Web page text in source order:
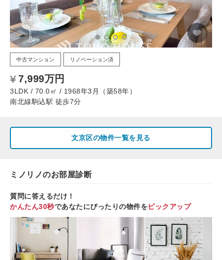
中古マンション リノベーション済
7,999万円
3LDK / 70.0㎡ / 1968年3月（築58年）
南北線駒込駅 徒歩7分
文京区の物件一覧を見る
ミノリノのお部屋診断
質問に答えるだけ！
かんたん30秒であなたにぴったりの物件をピックアップ